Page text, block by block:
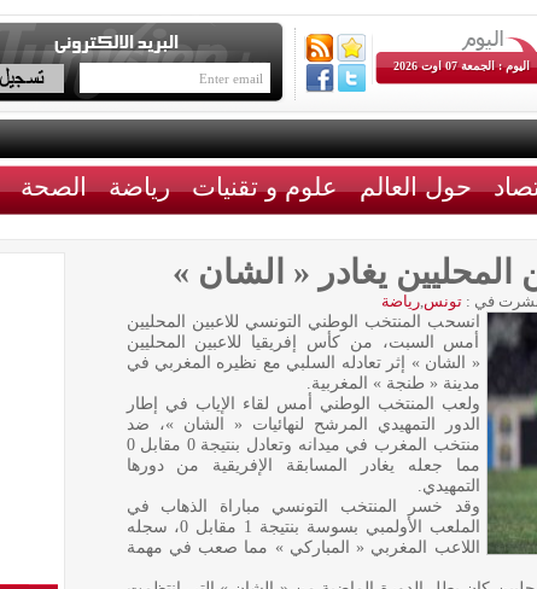
اليوم : الجمعة 07 اوت 2026
حول العالم علوم و تقنيات رياضة الصحة
المحليين يغادر « الشان »
في :تونس,رياضة
انسحب المنتخب الوطني التونسي للاعبين المحليين
أمس السبت، من كأس إفريقيا للاعبين المحليين
« الشان » إثر تعادله السلبي مع نظيره المغربي في
مدينة « طنجة » المغربية.
ولعب المنتخب الوطني أمس لقاء الإياب في إطار
الدور التمهيدي المرشح لنهائيات « الشان »، ضد
منتخب المغرب في ميدانه وتعادل بنتيجة 0 مقابل 0
مما جعله يغادر المسابقة الإفريقية من دورها
التمهيدي.
وقد خسر المنتخب التونسي مباراة الذهاب في
الملعب الأولمبي بسوسة بنتيجة 1 مقابل 0، سجله
اللاعب المغربي « المباركي » مما صعب في مهمة